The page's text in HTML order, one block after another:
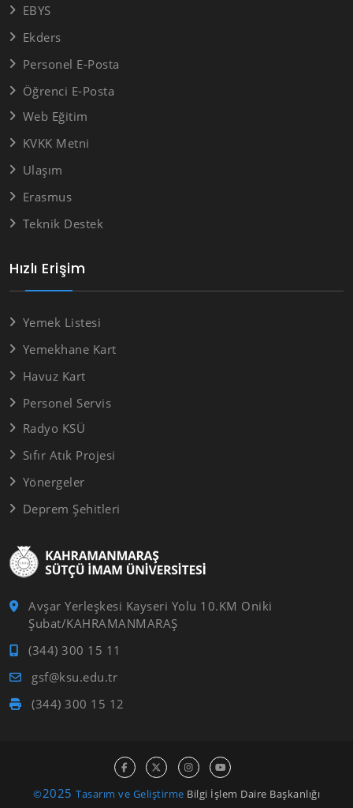
Avşar Yerleşkesi Kayseri Yolu 10.KM Oniki
Şubat/KAHRAMANMARAŞ
(344) 300 15 11
gsf@ksu.edu.tr
(344) 300 15 12
Hızlı Erişim
Yemek Listesi
Yemekhane Kart
Havuz Kart
Personel Servis
Radyo KSÜ
Sıfır Atık Projesi
Yönergeler
Deprem Şehitleri
EBYS
Ekders
Personel E-Posta
Öğrenci E-Posta
Web Eğitim
KVKK Metni
Ulaşım
Erasmus
Teknik Destek
©2025 Tasarım ve Geliştirme Bilgi İşlem Daire Başkanlığı